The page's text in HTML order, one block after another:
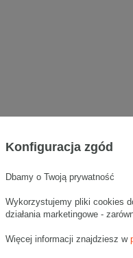
Konfiguracja zgód
Dbamy o Twoją prywatność
Wykorzystujemy pliki cookies
działania marketingowe -
Więcej informacji znajdziesz w